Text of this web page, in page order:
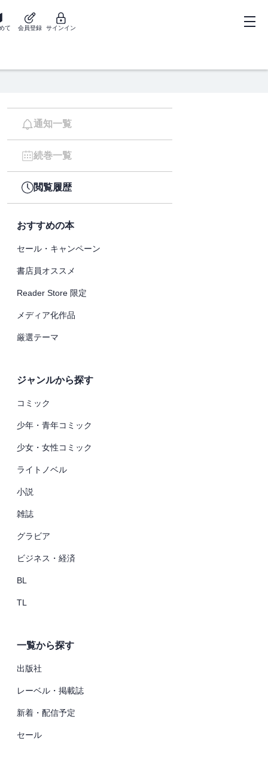
て 会員登録 サインイン
通知一覧
続巻一覧
閲覧履歴
おすすめの本
セール・キャンペーン
書店員オススメ
Reader Store 限定
メディア化作品
厳選テーマ
ジャンルから探す
コミック
少年・青年コミック
少女・女性コミック
ライトノベル
小説
雑誌
グラビア
ビジネス・経済
BL
TL
一覧から探す
出版社
レーベル・掲載誌
新着・配信予定
セール